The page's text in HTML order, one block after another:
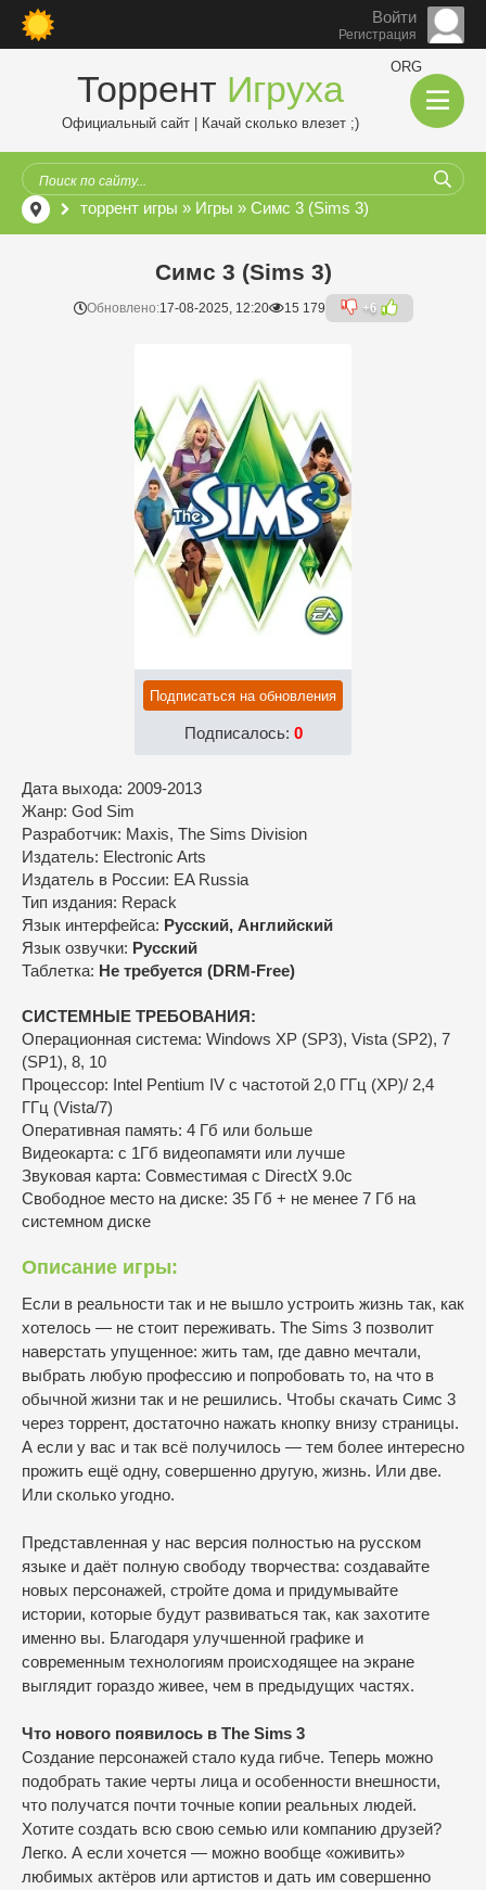
Войти
Регистрация
Торрент Игруха
ORG
Официальный сайт | Качай сколько влезет ;)
торрент игры » Игры » Симс 3 (Sims 3)
Симс 3 (Sims 3)
Обновлено:17-08-2025, 12:20 15 179 +6
Подписаться на обновления
Подписалось: 0
Дата выхода: 2009-2013
Жанр: God Sim
Разработчик: Maxis, The Sims Division
Издатель: Electronic Arts
Издатель в России: EA Russia
Тип издания: Repack
Язык интерфейса: Русский, Английский
Язык озвучки: Русский
Таблетка: Не требуется (DRM-Free)
СИСТЕМНЫЕ ТРЕБОВАНИЯ:
Операционная система: Windows XP (SP3), Vista (SP2), 7
(SP1), 8, 10
Процессор: Intel Pentium IV с частотой 2,0 ГГц (XP)/ 2,4
ГГц (Vista/7)
Оперативная память: 4 Гб или больше
Видеокарта: с 1Гб видеопамяти или лучше
Звуковая карта: Совместимая с DirectX 9.0c
Свободное место на диске: 35 Гб + не менее 7 Гб на
системном диске
Описание игры:
Если в реальности так и не вышло устроить жизнь так, как
хотелось — не стоит переживать. The Sims 3 позволит
наверстать упущенное: жить там, где давно мечтали,
выбрать любую профессию и попробовать то, на что в
обычной жизни так и не решились. Чтобы скачать Симс 3
через торрент, достаточно нажать кнопку внизу страницы.
А если у вас и так всё получилось — тем более интересно
прожить ещё одну, совершенно другую, жизнь. Или две.
Или сколько угодно.
Представленная у нас версия полностью на русском
языке и даёт полную свободу творчества: создавайте
новых персонажей, стройте дома и придумывайте
истории, которые будут развиваться так, как захотите
именно вы. Благодаря улучшенной графике и
современным технологиям происходящее на экране
выглядит гораздо живее, чем в предыдущих частях.
Что нового появилось в The Sims 3
Создание персонажей стало куда гибче. Теперь можно
подобрать такие черты лица и особенности внешности,
что получатся почти точные копии реальных людей.
Хотите создать всю свою семью или компанию друзей?
Легко. А если хочется — можно вообще «оживить»
любимых актёров или артистов и дать им совершенно